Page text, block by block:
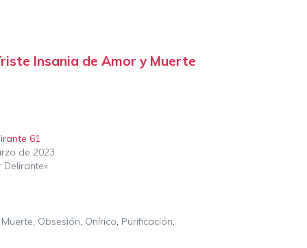
Insania de Amor y Muerte
61
de 2023
Delirante»
Muerte, Obsesión, Onírico, Purificación,